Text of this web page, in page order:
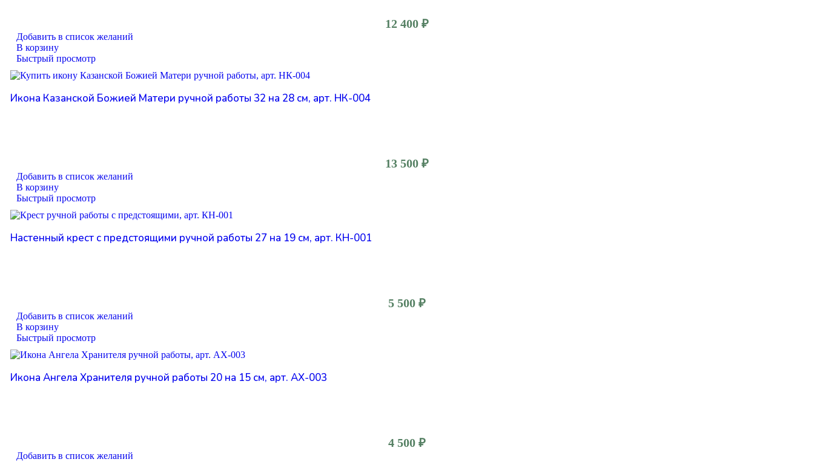
12 400 ₽
Добавить в список желаний
В корзину
Быстрый просмотр
Икона Казанской Божией Матери ручной работы 32 на 28 см, арт. НК-004
13 500 ₽
Добавить в список желаний
В корзину
Быстрый просмотр
Настенный крест с предстоящими ручной работы 27 на 19 см, арт. КН-001
5 500 ₽
Добавить в список желаний
В корзину
Быстрый просмотр
Икона Ангела Хранителя ручной работы 20 на 15 см, арт. АХ-003
4 500 ₽
Добавить в список желаний